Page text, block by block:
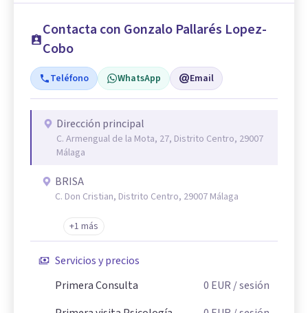
Contacta con Gonzalo Pallarés Lopez-
Cobo
Teléfono WhatsApp Email
Dirección principal
C. Armengual de la Mota, 27, Distrito Centro, 29007
Málaga
BRISA
C. Don Cristian, Distrito Centro, 29007 Málaga
+1 más
Servicios y precios
Primera Consulta
0 EUR / sesión